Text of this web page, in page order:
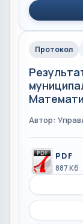
Протокол
Автор:
PDF
887 Кб